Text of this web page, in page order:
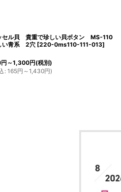
セル貝 貴重で珍しい貝ボタン MS-110
い青系 2穴 [220-0ms110-111-013]
円 ～1,300円(税別)
: 165円 ～1,430円)